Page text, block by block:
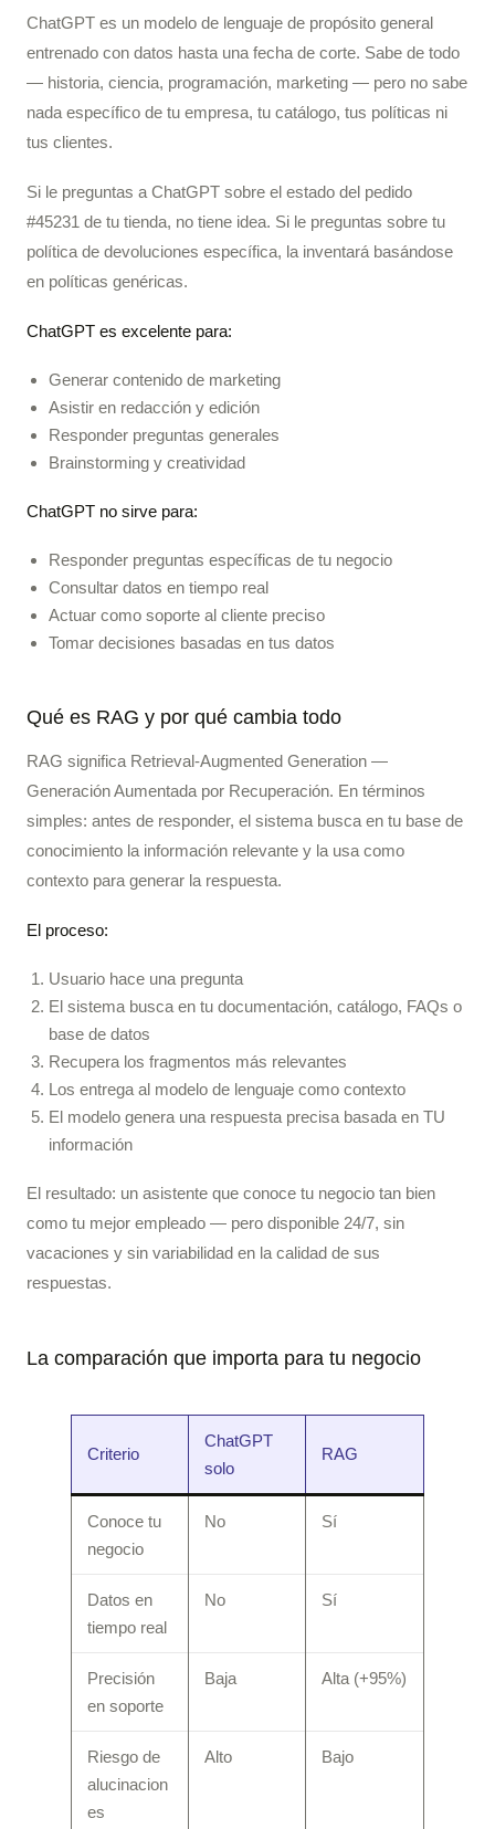
ChatGPT es un modelo de lenguaje de propósito general
entrenado con datos hasta una fecha de corte. Sabe de todo
— historia, ciencia, programación, marketing — pero no sabe
nada específico de tu empresa, tu catálogo, tus políticas ni
tus clientes.
Si le preguntas a ChatGPT sobre el estado del pedido
#45231 de tu tienda, no tiene idea. Si le preguntas sobre tu
política de devoluciones específica, la inventará basándose
en políticas genéricas.
ChatGPT es excelente para:
Generar contenido de marketing
Asistir en redacción y edición
Responder preguntas generales
Brainstorming y creatividad
ChatGPT no sirve para:
Responder preguntas específicas de tu negocio
Consultar datos en tiempo real
Actuar como soporte al cliente preciso
Tomar decisiones basadas en tus datos
Qué es RAG y por qué cambia todo
RAG significa Retrieval-Augmented Generation —
Generación Aumentada por Recuperación. En términos
simples: antes de responder, el sistema busca en tu base de
conocimiento la información relevante y la usa como
contexto para generar la respuesta.
El proceso:
Usuario hace una pregunta
El sistema busca en tu documentación, catálogo, FAQs o
base de datos
Recupera los fragmentos más relevantes
Los entrega al modelo de lenguaje como contexto
El modelo genera una respuesta precisa basada en TU
información
El resultado: un asistente que conoce tu negocio tan bien
como tu mejor empleado — pero disponible 24/7, sin
vacaciones y sin variabilidad en la calidad de sus
respuestas.
La comparación que importa para tu negocio
Criterio
ChatGPT
solo
RAG
Conoce tu
negocio
No Sí
Datos en
tiempo real
No Sí
Precisión
en soporte
Baja Alta (+95%)
Riesgo de
alucinacion
es
Alto Bajo